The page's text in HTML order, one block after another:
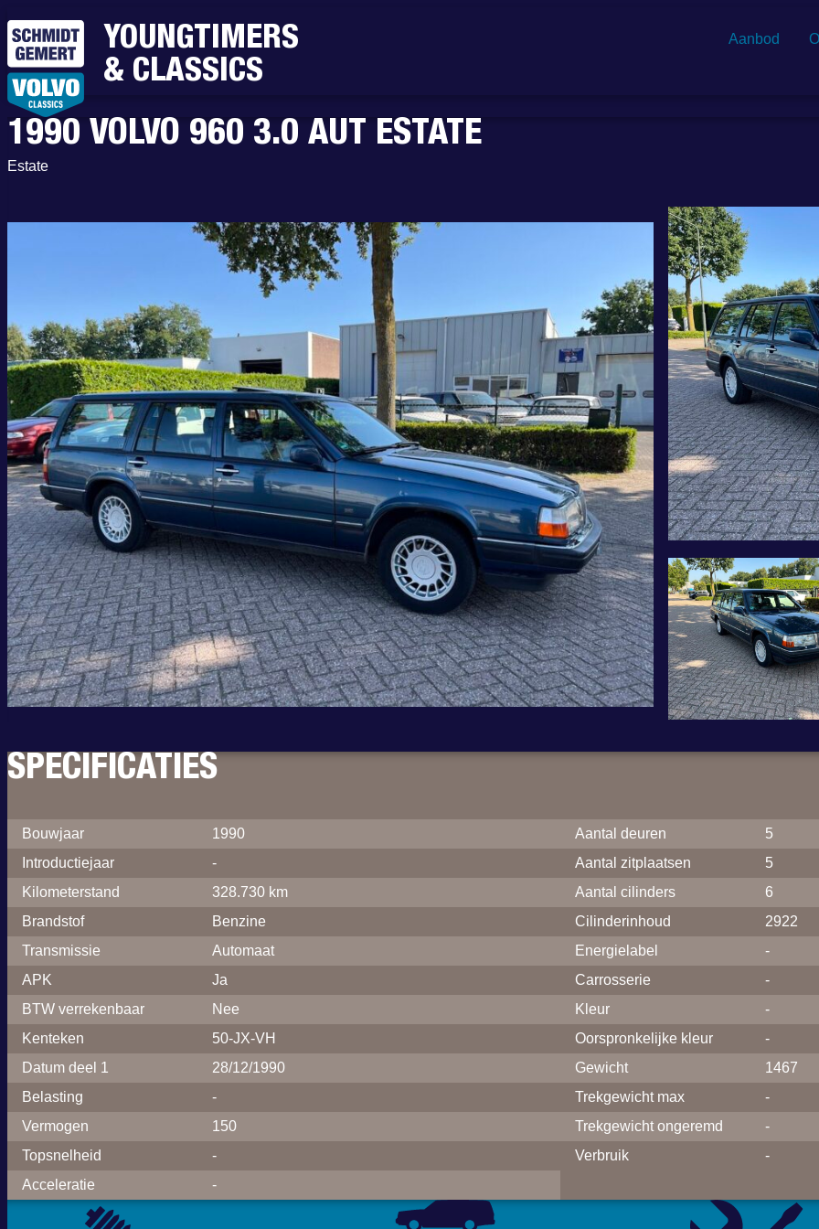
YOUNGTIMERS
& CLASSICS
Aanbod
1990 VOLVO 960 3.0 AUT ESTATE
Estate
SPECIFICATIES
Bouwjaar
1990
Introductiejaar
-
Kilometerstand
328.730 km
Brandstof
Benzine
Transmissie
Automaat
APK
Ja
BTW verrekenbaar
Nee
Kenteken
50-JX-VH
Datum deel 1
28/12/1990
Belasting
-
Vermogen
150
Topsnelheid
-
Acceleratie
-
Aantal deuren
5
Aantal zitplaatsen
5
Aantal cilinders
6
Cilinderinhoud
2922
Energielabel
-
Carrosserie
-
Kleur
-
Oorspronkelijke kleur
-
Gewicht
1467
Trekgewicht max
-
Trekgewicht ongeremd
-
Verbruik
-